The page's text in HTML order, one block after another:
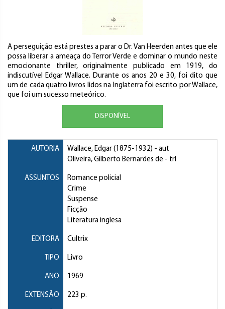
A perseguição está prestes a parar o Dr. Van Heerden antes que ele
possa liberar a ameaça do Terror Verde e dominar o mundo neste
emocionante thriller, originalmente publicado em 1919, do
indiscutível Edgar Wallace. Durante os anos 20 e 30, foi dito que
um de cada quatro livros lidos na Inglaterra foi escrito por Wallace,
que foi um sucesso meteórico.
DISPONÍVEL
AUTORIA Wallace, Edgar (1875-1932) - aut
Oliveira, Gilberto Bernardes de - trl
ASSUNTOS
Romance policial
Crime
Suspense
Ficção
Literatura inglesa
EDITORA Cultrix
TIPO Livro
ANO 1969
EXTENSÃO 223 p.